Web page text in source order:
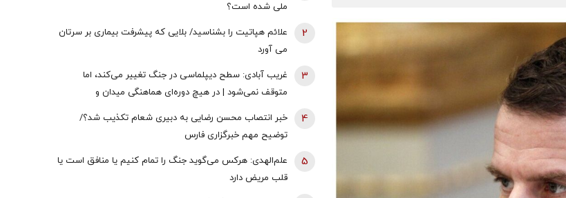
ملی شده است؟
علائم هپاتیت را بشناسید/ بلایی که پیشرفت بیماری بر سرتان
می آورد
2
غریب آبادی: سطح دیپلماسی در جنگ تغییر می‌کند، اما
متوقف نمی‌شود | در هیچ دوره‌ای هماهنگی میدان و
ادبیاتمان در زمان صلح باشد؟
3
خبر انتصاب محسن رضایی به دبیری شعام تکذیب شد؟/
توضیح مهم خبرگزاری فارس
4
علم‌الهدی: هرکس می‌گوید جنگ را تمام کنیم یا منافق است یا
قلب مریض دارد
5